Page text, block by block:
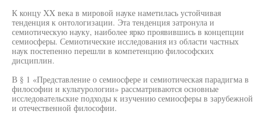
К концу XX века в мировой науке наметилась устойчивая
тенденция к онтологизации. Эта тенденция затронула и
семиотическую науку, наиболее ярко проявившись в концепции
семиосферы. Семиотические исследования из области частных
наук постепенно перешли в компетенцию философских
дисциплин.
В § 1 «Представление о семиосфере и семиотическая парадигма в
философии и культурологии» рассматриваются основные
исследовательские подходы к изучению семиосферы в зарубежной
и отечественной философии.